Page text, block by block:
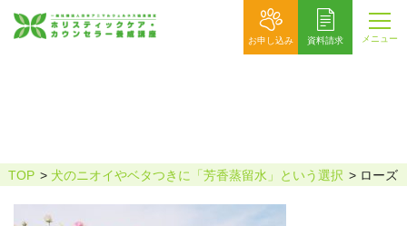
お申し込み 資料請求 メニュー
TOP 犬のニオイやベタつきに「芳香蒸留水」という選択 ローズ